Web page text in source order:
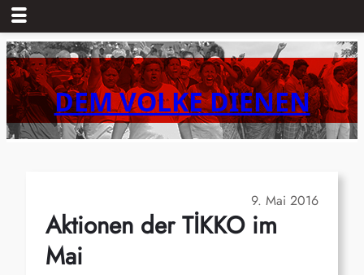
Zum
Inhalt
springenDEM VOLKE DIENEN
9. Mai 2016
Aktionen der TİKKO im
Mai